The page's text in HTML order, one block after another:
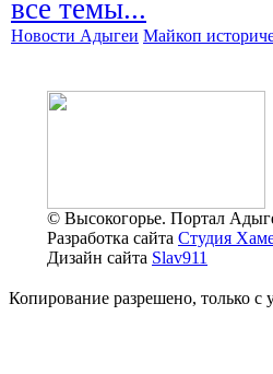
все темы...
Новости Адыгеи Майкоп
© Высокогорье. Портал
Разработка сайта Студия
Дизайн сайта Slav911
Копирование разрешено, только с